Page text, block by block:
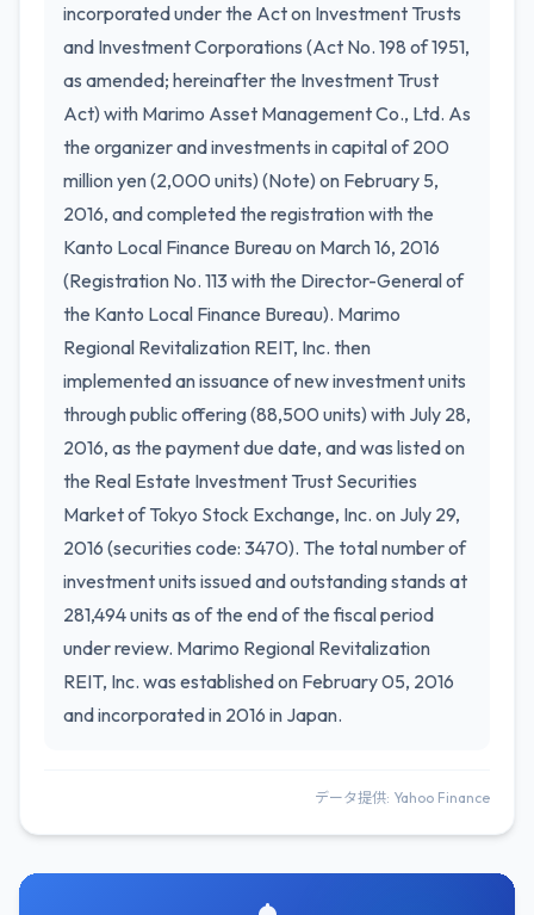
incorporated under the Act on Investment Trusts
and Investment Corporations (Act No. 198 of 1951,
as amended; hereinafter the Investment Trust
Act) with Marimo Asset Management Co., Ltd. As
the organizer and investments in capital of 200
million yen (2,000 units) (Note) on February 5,
2016, and completed the registration with the
Kanto Local Finance Bureau on March 16, 2016
(Registration No. 113 with the Director-General of
the Kanto Local Finance Bureau). Marimo
Regional Revitalization REIT, Inc. then
implemented an issuance of new investment units
through public offering (88,500 units) with July 28,
2016, as the payment due date, and was listed on
the Real Estate Investment Trust Securities
Market of Tokyo Stock Exchange, Inc. on July 29,
2016 (securities code: 3470). The total number of
investment units issued and outstanding stands at
281,494 units as of the end of the fiscal period
under review. Marimo Regional Revitalization
REIT, Inc. was established on February 05, 2016
and incorporated in 2016 in Japan.
データ提供: Yahoo Finance